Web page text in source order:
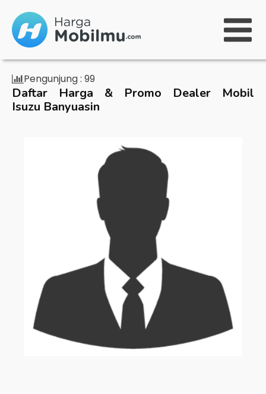
Pengunjung : 99
Daftar Harga & Promo Dealer Mobil
Isuzu Banyuasin